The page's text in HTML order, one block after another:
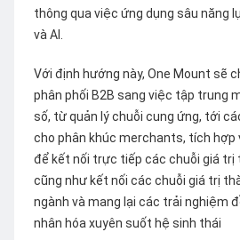
thông qua việc ứng dụng sâu năng
và AI.
Với định hướng này, One Mount sẽ
phân phối B2B sang việc tập trung
số, từ quản lý chuỗi cung ứng, tới
cho phân khúc merchants, tích hợp
để kết nối trực tiếp các chuỗi giá trị
cũng như kết nối các chuỗi giá trị
ngành và mang lại các trải nghiệm
nhân hóa xuyên suốt hệ sinh thái